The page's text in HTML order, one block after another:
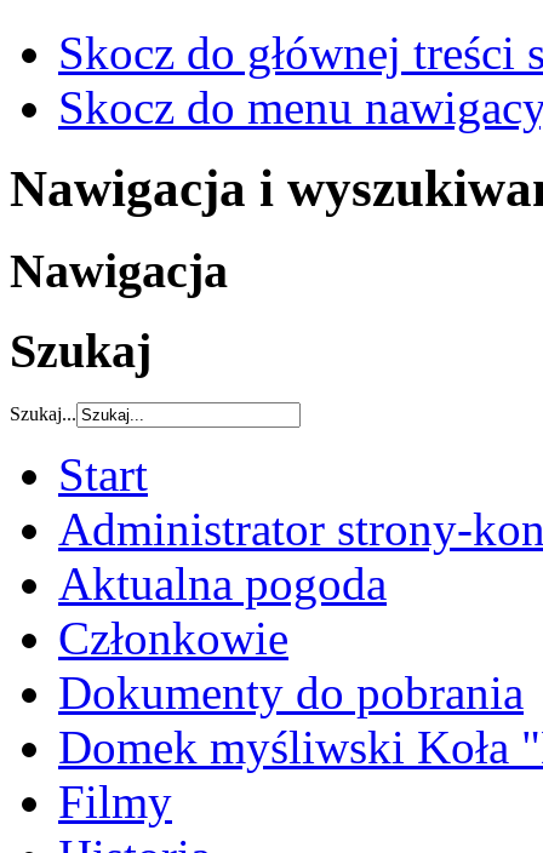
Skocz do głównej treści
Skocz do menu
Nawigacja i
Nawigacja
Szukaj
Szukaj...
Start
Administrator strony-
Aktualna pogoda
Członkowie
Dokumenty do pobrania
Domek myśliwski Koła
Filmy